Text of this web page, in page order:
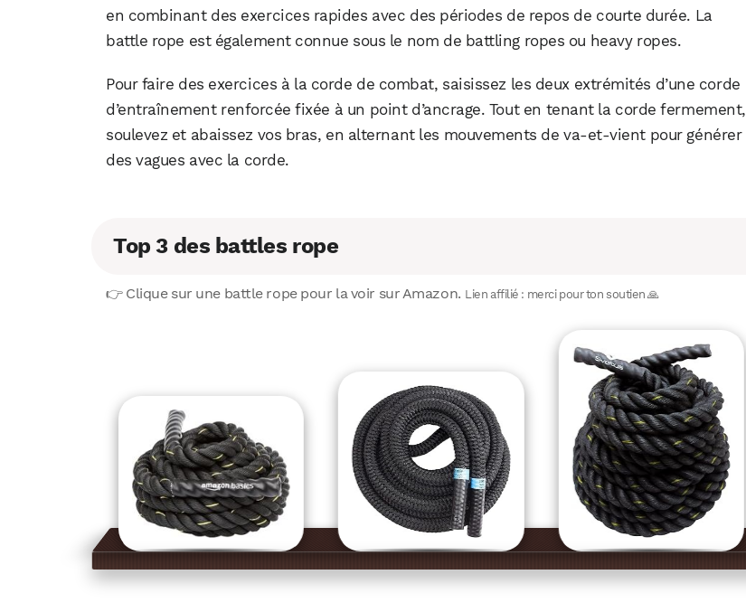
en combinant des exercices rapides avec des périodes de repos de courte durée. La
battle rope est également connue sous le nom de battling ropes ou heavy ropes.
Pour faire des exercices à la corde de combat, saisissez les deux extrémités d’une corde
d’entraînement renforcée fixée à un point d’ancrage. Tout en tenant la corde fermement,
soulevez et abaissez vos bras, en alternant les mouvements de va-et-vient pour générer
des vagues avec la corde.
Top 3 des battles rope
👉 Clique sur une battle rope pour la voir sur Amazon. Lien affilié : merci pour ton soutien 🙏